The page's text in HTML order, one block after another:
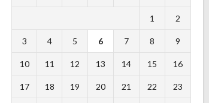
1 2
3 4 5 6 7 8 9
10 11 12 13 14 15 16
17 18 19 20 21 22 23